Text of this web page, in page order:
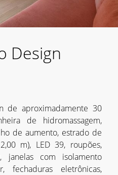
Design
de aproximadamente 30
de hidromassagem,
de aumento, estrado de
m), LED 39, roupões,
janelas com isolamento
fechaduras eletrônicas,